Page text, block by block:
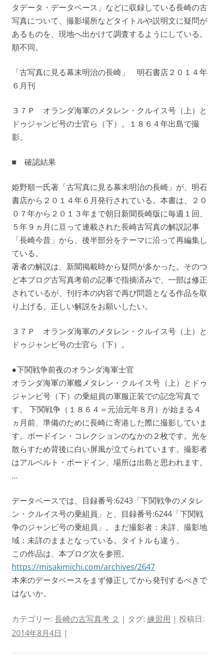
タデータ・データベース」などに収録している長崎の古
写真について、撮影場所などタイトルや説明文に疑問が
あるものを、現地へ出かけて調査するようにしている。
順不同。
「古写真に見る幕末明治の長崎」 明石書店２０１４年
６月刊
３７Ｐ オランダ海軍のメタレン・クルイス号（上）と
ドゥジャンビ号の士官ら（下）。１８６４年出島で撮
影。
■ 確認結果
姫野順一氏著「古写真に見る幕末明治の長崎」が、明石
書店から２０１４年６月発行されている。本書は、２０
０７年から２０１３年まで朝日新聞長崎版に毎週１回、
５年９ヵ月に亘って連載された長崎古写真の解説記事
「長崎今昔」から、後半部分をテーマに沿って再編集し
ている。
著者の解説は、新聞掲載時から疑問が多かった。そのつ
ど本ブログ古写真考前の記事で指摘済みで、一部は修正
されているが、刊行本の内容で再び問題となる作品を取
り上げる。正しい解説をお願いしたい。
３７Ｐ オランダ海軍のメタレン・クルイス号（上）と
ドゥジャンビ号の士官ら（下）。
●下関戦争前夜のオランダ海軍士官
オランダ海軍の軍艦メタレン・クルイス号（上）とドゥ
ジャンビ号（下）の乗組員の軍服正装での記念写真で
す。 下関戦争（１８６４＝元治元年８月）が始まる４
ヵ月前、準備のために長崎に寄港した際に撮影していま
す。ボードイン・コレクションのなかの２枚です。光を
散らすため背後に白い屏風が立てられています。撮影者
はアルベルト・ボードイン、場所は出島と思われます。
…
データベースでは、目録番号:6243「下関戦争のメタレ
ン・クルイス号の乗組員」と、目録番号:6244「下関戦
争のジャンビ号の乗組員」。まだ撮影者：未詳、撮影地
域：未詳のままとなっている。タイトルも違う。
この作品は、本ブログ次を参照。
https://misakimichi.com/archives/2647
本来のデータベースをまず修正してから発刊するべきで
はないか。
カテゴリー: 長崎の古写真考 ２ | タグ: 練習用 | 投稿日:
2014年8月4日 |